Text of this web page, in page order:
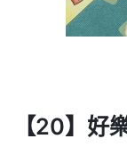
【20】好